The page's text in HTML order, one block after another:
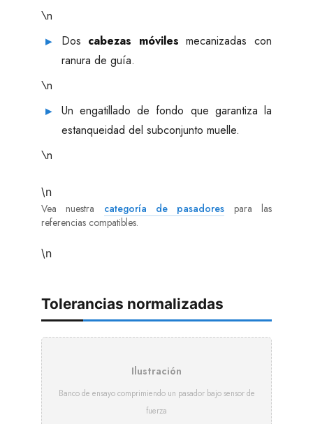
\n
Dos cabezas móviles mecanizadas con
ranura de guía.
\n
Un engatillado de fondo que garantiza la
estanqueidad del subconjunto muelle.
\n
\n
Vea nuestra categoría de pasadores para las
referencias compatibles.
\n
Tolerancias normalizadas
Ilustración
Banco de ensayo comprimiendo un pasador bajo sensor de
fuerza